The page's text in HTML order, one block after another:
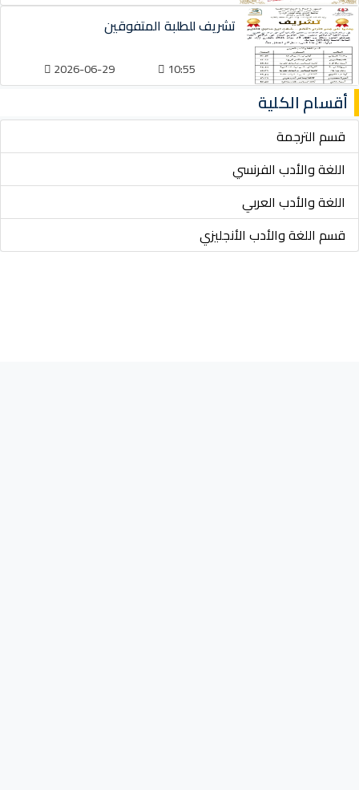
تشريف للطلبة المتفوقين
10:55
2026-06-29
أقسام الكلية
قسم الترجمة
اللغة والأدب الفرنسي
اللغة والأدب العربي
قسم اللغة والأدب الأنجليزي